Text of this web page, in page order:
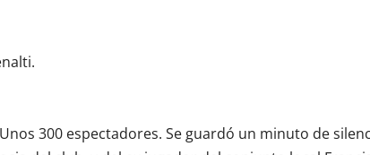
300 espectadores. Se guardó un minuto de